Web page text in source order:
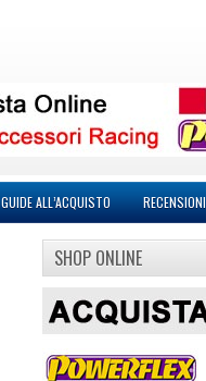
GUIDE ALL’ACQUISTO RECENSIONI
SHOP ONLINE